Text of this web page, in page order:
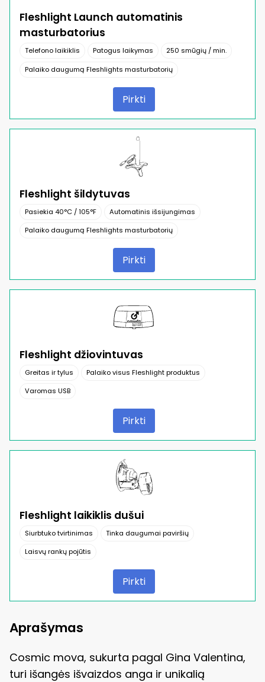
Fleshlight Launch automatinis
masturbatorius
Telefono laikiklis Patogus laikymas
250 smūgių / min.
Palaiko daugumą Fleshlights masturbatorių
Pirkti
Fleshlight šildytuvas
Pasiekia 40°C / 105°F
Automatinis išsijungimas
Palaiko daugumą Fleshlights masturbatorių
Pirkti
Fleshlight džiovintuvas
Greitas ir tylus
Palaiko visus Fleshlight produktus
Varomas USB
Pirkti
Fleshlight laikiklis dušui
Siurbtuko tvirtinimas
Tinka daugumai paviršių
Laisvų rankų pojūtis
Pirkti
Aprašymas
Cosmic mova, sukurta pagal Gina Valentina,
turi išangės išvaizdos anga ir unikalią